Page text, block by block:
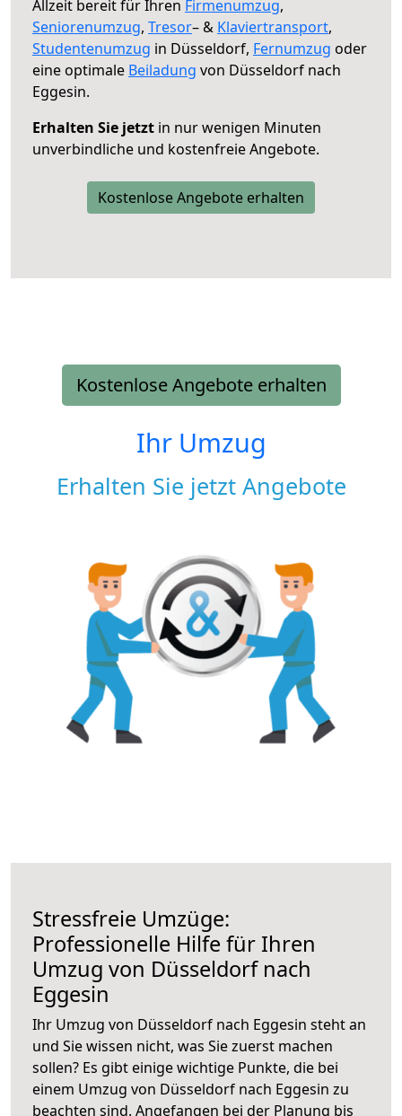
Allzeit bereit für Ihren Firmenumzug,
Seniorenumzug, Tresor– & Klaviertransport,
Studentenumzug in Düsseldorf, Fernumzug oder
eine optimale Beiladung von Düsseldorf nach
Eggesin.
Erhalten Sie jetzt in nur wenigen Minuten
unverbindliche und kostenfreie Angebote.
Kostenlose Angebote erhalten
Kostenlose Angebote erhalten
Ihr Umzug
Erhalten Sie jetzt Angebote
Stressfreie Umzüge:
Professionelle Hilfe für Ihren
Umzug von Düsseldorf nach
Eggesin
Ihr Umzug von Düsseldorf nach Eggesin steht an
und Sie wissen nicht, was Sie zuerst machen
sollen? Es gibt einige wichtige Punkte, die bei
einem Umzug von Düsseldorf nach Eggesin zu
beachten sind. Angefangen bei der Planung bis